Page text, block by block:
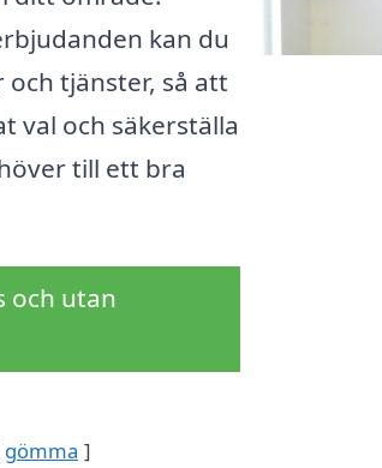
kan du
tjänster, så att
val och säkerställa
till ett bra
och utan
gömma